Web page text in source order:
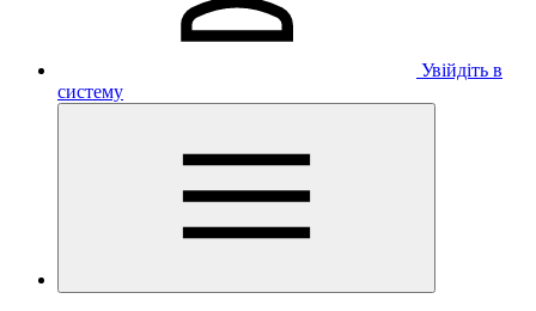
Увійдіть в
систему